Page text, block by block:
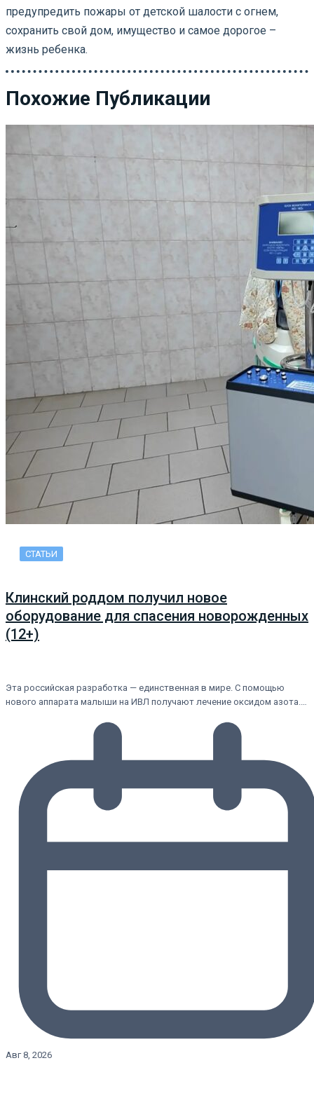
предупредить пожары от детской шалости с огнем,
сохранить свой дом, имущество и самое дорогое –
жизнь ребенка.
Похожие Публикации
СТАТЬИ
Клинский роддом получил новое
оборудование для спасения новорожденных
(12+)
Эта российская разработка — единственная в мире. С помощью
нового аппарата малыши на ИВЛ получают лечение оксидом азота.…
Авг 8, 2026